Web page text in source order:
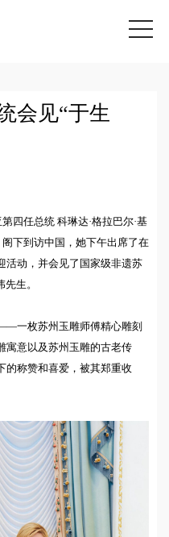
会见“于生
四任总统 科琳达·格拉巴尔·基
下到访中国，她下午出席了在
活动，并会见了国家级非遗苏
生。
一枚苏州玉雕师傅精心雕刻
寓意以及苏州玉雕的古老传
的称赞和喜爱，被其郑重收